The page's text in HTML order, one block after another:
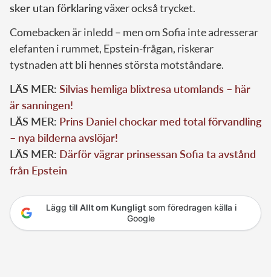
sker utan förklaringväxer också trycket.
Comebacken är inledd – men om Sofia inte adresserar
elefanten i rummet, Epstein-frågan, riskerar
tystnaden att bli hennes största motståndare.
LÄS MER: Silvias hemliga blixtresa utomlands – här
är sanningen!
LÄS MER: Prins Daniel chockar med total förvandling
– nya bilderna avslöjar!
LÄS MER: Därför vägrar prinsessan Sofia ta avstånd
från Epstein
Lägg till Allt om Kungligtsom föredragen källa i
Google